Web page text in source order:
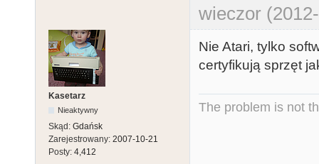
wieczor
Kasetarz
Nieaktywny
Skąd: Gdańsk
Zarejestrowany: 2007-10-21
Posty: 4,412
Nie Atari, tylko
certyfikują sprzęt
The problem is not